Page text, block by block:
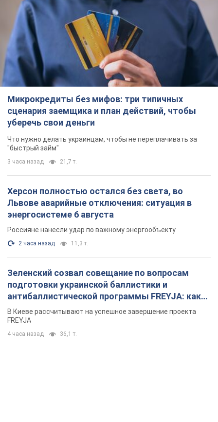
Микрокредиты без мифов: три типичных
сценария заемщика и план действий, чтобы
уберечь свои деньги
Что нужно делать украинцам, чтобы не переплачивать за
"быстрый займ"
3 часа назад 21,7 т.
Херсон полностью остался без света, во
Львове аварийные отключения: ситуация в
энергосистеме 6 августа
Россияне нанесли удар по важному энергообъекту
2 часа назад 11,3 т.
Зеленский созвал совещание по вопросам
подготовки украинской баллистики и
антибаллистической программы FREYJA: какие
решения готовятся
В Киеве рассчитывают на успешное завершение проекта
FREYJA
4 часа назад 36,1 т.